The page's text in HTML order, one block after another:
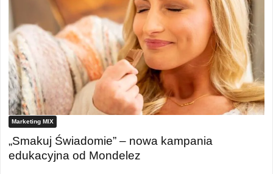
Marketing MIX
„Smakuj Świadomie” – nowa kampania
edukacyjna od Mondelez